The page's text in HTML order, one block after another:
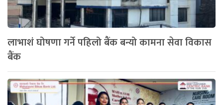
लाभाशं घोषणा गर्ने पहिलो बैंक बन्यो कामना सेवा विकास
बैंक